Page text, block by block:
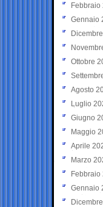
Febbraio
Gennaio
Ottobre
Agosto
Luglio
Giugno
Maggio
Aprile
Marzo
Febbraio
Gennaio